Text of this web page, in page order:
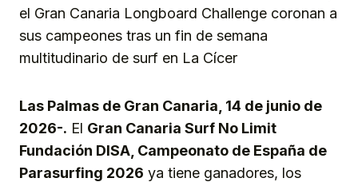
el Gran Canaria Longboard Challenge coronan a
sus campeones tras un fin de semana
multitudinario de surf en La Cícer
Las Palmas de Gran Canaria, 14 de junio de
2026-. El Gran Canaria Surf No Limit
Fundación DISA, Campeonato de España de
Parasurfing 2026 ya tiene ganadores, los